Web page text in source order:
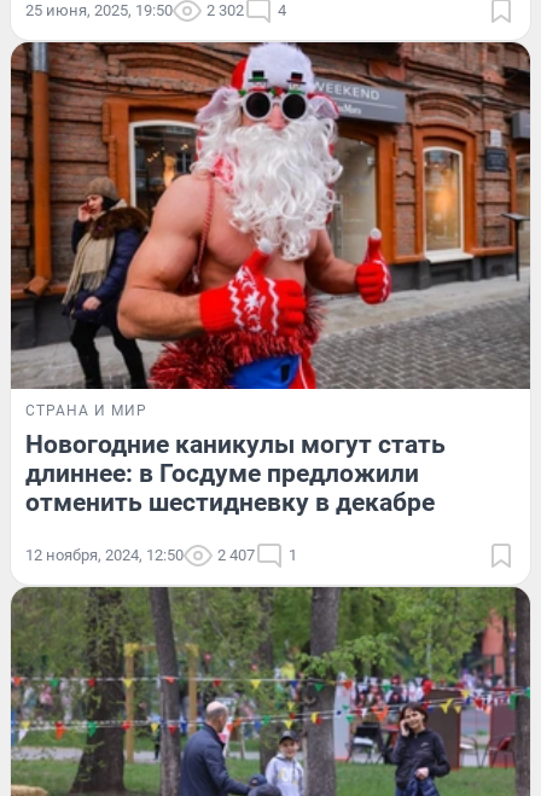
25 июня, 2025, 19:50 2 302 4
СТРАНА И МИР
Новогодние каникулы могут стать
длиннее: в Госдуме предложили
отменить шестидневку в декабре
12 ноября, 2024, 12:50 2 407 1